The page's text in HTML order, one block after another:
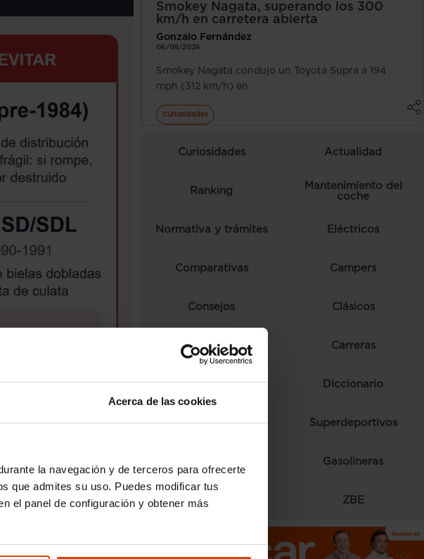
Acerca de las cookies
la navegación y de terceros para ofrecerte
que admites su uso. Puedes modificar tus
el panel de configuración y obtener más
Smokey Nagata, superando los 300
km/h en carretera abierta
Gonzalo Fernández
06/08/2026
Smokey Nagata condujo un Toyota Supra a 194
mph (312 km/h) en
Curiosidades
Curiosidades Actualidad
Ranking
Mantenimiento del
coche
Normativa y trámites Eléctricos
Comparativas Campers
Consejos Clásicos
Autoescuela Carreras
Ferias y eventos Diccionario
Fórmula 1 Superdeportivos
Gasolineras
Radares ZBE